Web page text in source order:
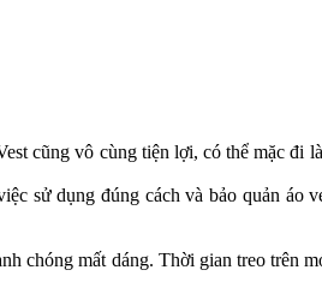
cũng vô cùng tiện lợi, có thể mặc đi
sử dụng đúng cách và bảo quản áo
chóng mất dáng. Thời gian treo trên